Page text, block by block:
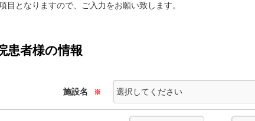
目となりますので、ご入力をお願い致します。
患者様の情報
施設名 ※